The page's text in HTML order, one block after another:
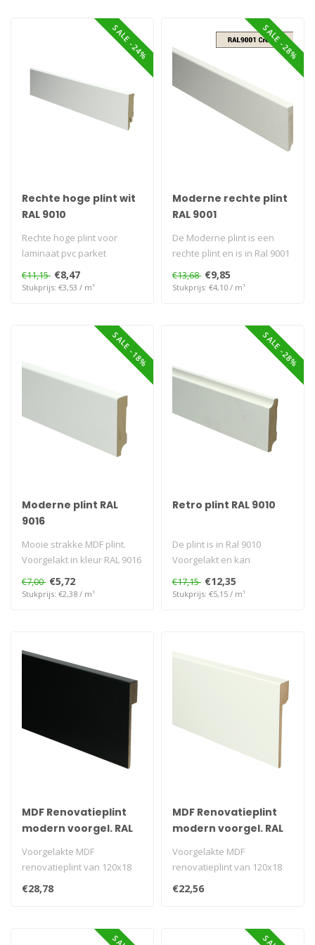
SALE -24%
Rechte hoge plint wit
RAL 9010
Rechte hoge plint voor
laminaat pvc parket
€11,15 €8,47
Stukprijs: €3,53 / m¹
SALE -28%
Moderne rechte plint
RAL 9001
De Moderne plint is een
rechte plint en is in Ral 9001
Voorgelakt en kan direct ..
€13,68 €9,85
Stukprijs: €4,10 / m¹
SALE -18%
Moderne plint RAL
9016
Mooie strakke MDF plint.
Voorgelakt in kleur RAL 9016
verkeerswit..
€7,00 €5,72
Stukprijs: €2,38 / m¹
SALE -28%
Retro plint RAL 9010
De plint is in Ral 9010
Voorgelakt en kan
directgemonteerd worden...
€17,15 €12,35
Stukprijs: €5,15 / m¹
MDF Renovatieplint
modern voorgel. RAL
Voorgelakte MDF
renovatieplint van 120x18
mm in RAL 9005 zwart.
Ideaal als overz..
€28,78
MDF Renovatieplint
modern voorgel. RAL
Voorgelakte MDF
renovatieplint van 120x18
mm in RAL 9016. Ideaal als
overzetplin..
€22,56